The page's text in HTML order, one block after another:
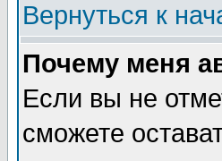
Вернуться к
Почему меня
Если вы не
сможете